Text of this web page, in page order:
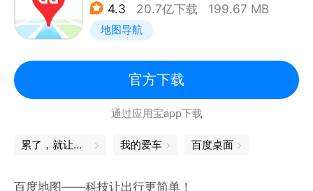
【世界地图】
出国游，用高德，畅游世界，出行无忧，中文地图更安
【高德打车】
一键呼叫全网多平台车辆，就是快
多平台实时比价，更便宜
【高德代驾】
4.3 20.7亿下载 199.67 MB
地图导航
官方下载
通过应用宝app下载
累了，就让身体出去放松一下 我的爱车 百度桌面
百度地图——科技让出行更简单！